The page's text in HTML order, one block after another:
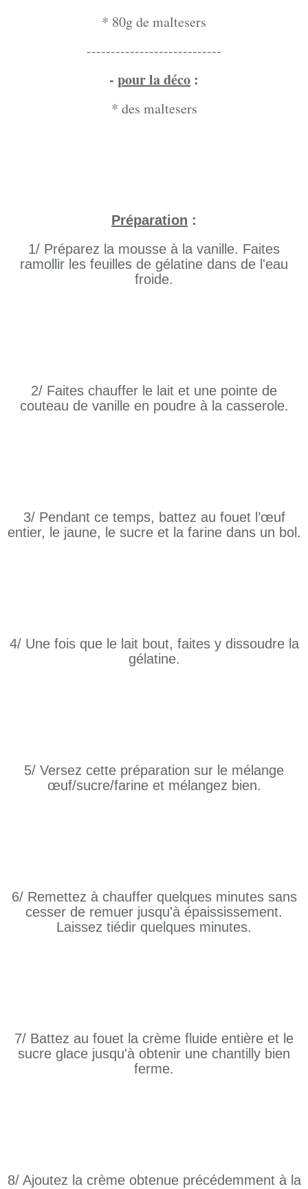
* 80g de maltesers
----------------------------
- pour la déco :
* des maltesers
Préparation :
1/ Préparez la mousse à la vanille. Faites
ramollir les feuilles de gélatine dans de l'eau
froide.
2/ Faites chauffer le lait et une pointe de
couteau de vanille en poudre à la casserole.
3/ Pendant ce temps, battez au fouet l’œuf
entier, le jaune, le sucre et la farine dans un bol.
4/ Une fois que le lait bout, faites y dissoudre la
gélatine.
5/ Versez cette préparation sur le mélange
œuf/sucre/farine et mélangez bien.
6/ Remettez à chauffer quelques minutes sans
cesser de remuer jusqu'à épaississement.
Laissez tiédir quelques minutes.
7/ Battez au fouet la crème fluide entière et le
sucre glace jusqu'à obtenir une chantilly bien
ferme.
8/ Ajoutez la crème obtenue précédemment à la